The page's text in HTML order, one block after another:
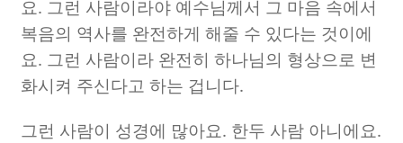
요. 그런 사람이라야 예수님께서 그 마음 속에서
복음의 역사를 완전하게 해줄 수 있다는 것이에
요. 그런 사람이라 완전히 하나님의 형상으로 변
화시켜 주신다고 하는 겁니다.
그런 사람이 성경에 많아요. 한두 사람 아니에요.